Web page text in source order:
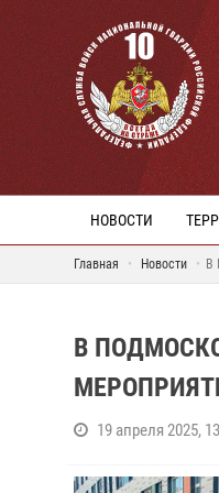
НОВОСТИ
Главная Новости В
В
19 апреля 2025,